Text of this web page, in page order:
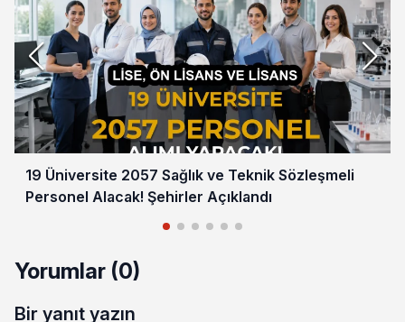
19 Üniversite 2057 Sağlık ve Teknik Sözleşmeli
Personel Alacak! Şehirler Açıklandı
Yorumlar (0)
Bir yanıt yazın